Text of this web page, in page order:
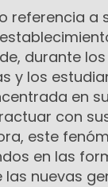
referencia a
durante
y los
en
con
este
en las
nuevas